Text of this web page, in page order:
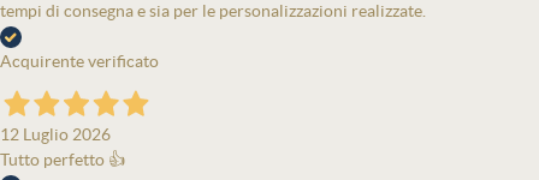
tempi di consegna e sia per le personalizzazioni realizzate.
Acquirente verificato
12 Luglio 2026
Tutto perfetto 👍